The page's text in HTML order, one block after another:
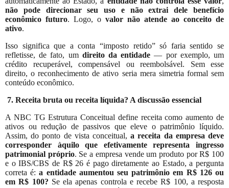
não pode direcionar seu uso e não extrai dele benefício
econômico futuro. Logo, o valor não atende ao conceito de
ativo.
Isso significa que a conta “imposto retido” só faria sentido se
refletisse, de fato, um direito da entidade — por exemplo, um
crédito recuperável, compensável ou reembolsável. Sem esse
direito, o reconhecimento de ativo seria mera simetria formal sem
conteúdo econômico.
7. Receita bruta ou receita líquida? A discussão essencial
A NBC TG Estrutura Conceitual define receita como aumento de
ativos ou redução de passivos que eleve o patrimônio líquido.
Assim, do ponto de vista conceitual,a receita da empresa deve
corresponder àquilo que efetivamente representa ingresso
patrimonial próprio. Se a empresa vende um produto por R$ 100
e o IBS/CBS de R$ 26 é pago diretamente ao Estado, a pergunta
correta é:a entidade aumentou seu patrimônio em R$ 126 ou
em R$ 100? Se ela apenas controla e recebe R$ 100, a resposta